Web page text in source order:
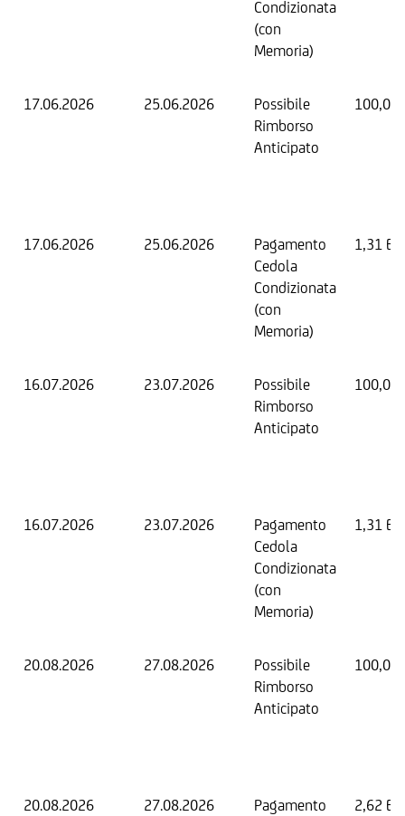
Condizionata
(con
Memoria)
17.06.2026 25.06.2026
Possibile
Rimborso
Anticipato
100,00
17.06.2026 25.06.2026
Pagamento
Cedola
Condizionata
(con
Memoria)
1,31
16.07.2026 23.07.2026
Possibile
Rimborso
Anticipato
100,00
16.07.2026 23.07.2026
Pagamento
Cedola
Condizionata
(con
Memoria)
1,31
20.08.2026 27.08.2026
Possibile
Rimborso
Anticipato
100,00
20.08.2026 27.08.2026
Pagamento
2,62